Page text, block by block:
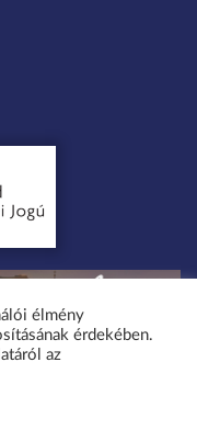
Agóra Heller Ödön
élmény
érdekében.
az